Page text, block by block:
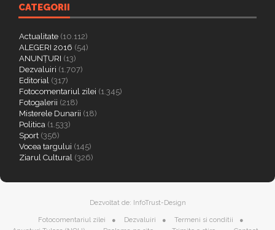
CATEGORII
Actualitate (10.112)
ALEGERI 2016 (54)
ANUNȚURI (13)
Dezvaluiri (1.707)
Editorial (317)
Fotocomentariul zilei (1.345)
Fotogalerii (218)
Misterele Dunarii (18)
Politica (1.533)
Sport (356)
Vocea targului (145)
Ziarul Cultural (326)
Dezvoltat de: InfoTrust-Design
Fotocomentariul zilei Dezvaluiri
Termeni si conditii